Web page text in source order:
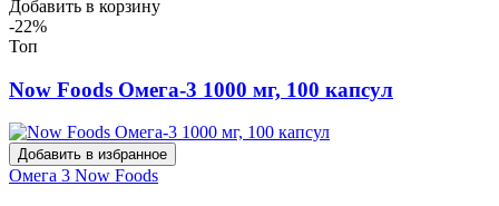
Добавить в корзину
-22%
Топ
Now Foods Омега-3 1000 мг, 100 капсул
Добавить в избранное
Омега 3 Now Foods